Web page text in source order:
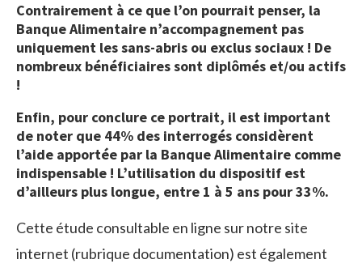
Contrairement à ce que l’on pourrait penser, la
Banque Alimentaire n’accompagnement pas
uniquement les sans-abris ou exclus sociaux ! De
nombreux bénéficiaires sont diplômés et/ou actifs
!
Enfin, pour conclure ce portrait, il est important
de noter que 44% des interrogés considèrent
l’aide apportée par la Banque Alimentaire comme
indispensable ! L’utilisation du dispositif est
d’ailleurs plus longue, entre 1 à 5 ans pour 33%.
Cette étude consultable en ligne sur notre site
internet (rubrique documentation) est également